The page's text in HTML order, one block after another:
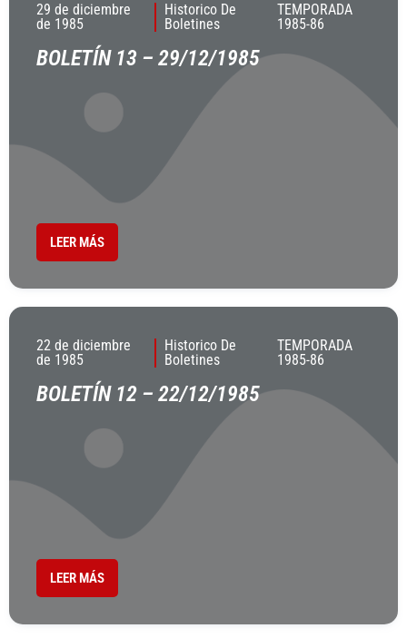
29 de diciembre
de 1985
Historico De
Boletines
TEMPORADA
1985-86
BOLETÍN 13 – 29/12/1985
LEER MÁS
22 de diciembre
de 1985
Historico De
Boletines
TEMPORADA
1985-86
BOLETÍN 12 – 22/12/1985
LEER MÁS